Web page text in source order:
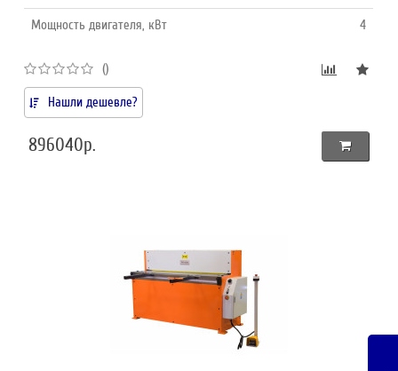
Мощность двигателя, кВт 4
()
Нашли дешевле?
896040р.